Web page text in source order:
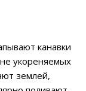
канавки
укореняемых
землей,